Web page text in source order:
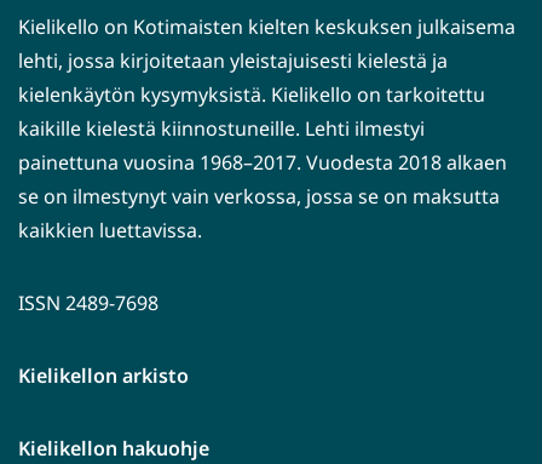
Kielikello on Kotimaisten kielten keskuksen julkaisema
lehti, jossa kirjoitetaan yleistajuisesti kielestä ja
kielenkäytön kysymyksistä. Kielikello on tarkoitettu
kaikille kielestä kiinnostuneille. Lehti ilmestyi
painettuna vuosina 1968–2017. Vuodesta 2018 alkaen
se on ilmestynyt vain verkossa, jossa se on maksutta
kaikkien luettavissa.
ISSN 2489-7698
Kielikellon arkisto
Kielikellon hakuohje